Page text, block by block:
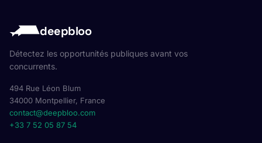
deepbloo
Détectez les opportunités publiques avant vos
concurrents.
494 Rue Léon Blum
34000 Montpellier, France
contact@deepbloo.com
+33 7 52 05 87 54